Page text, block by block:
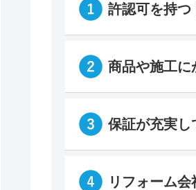
許認可を持つ
商品や施工に
保証が充実し
リフォーム